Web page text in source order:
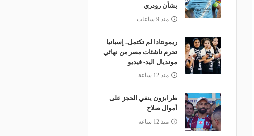
بشأن رودري
منذ 9 ساعات
ريمونتادا لم تكتمل.. إسبانيا
تحرم ناشئات مصر من نهائي
مونديال اليد- فيديو
منذ 12 ساعة
طرابزون ينفي الحجز على
أموال صلاح
منذ 12 ساعة